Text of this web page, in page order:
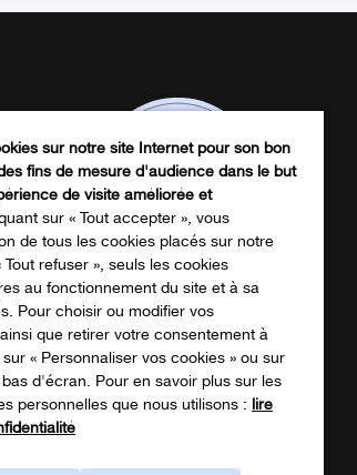
produits
sur notre site Internet pour son bon
fins de mesure d'audience dans le but
de visite améliorée et
sur « Tout accepter », vous
de tous les cookies placés sur notre
refuser », seuls les cookies
au fonctionnement du site et à sa
Pour choisir ou modifier vos
que retirer votre consentement à
« Personnaliser vos cookies » ou sur
d'écran. Pour en savoir plus sur les
personnelles que nous utilisons : lire